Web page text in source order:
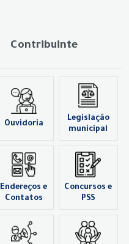
Contribuinte
Ouvidoria
Legislação
municipal
Endereços e
Contatos
Concursos e
PSS